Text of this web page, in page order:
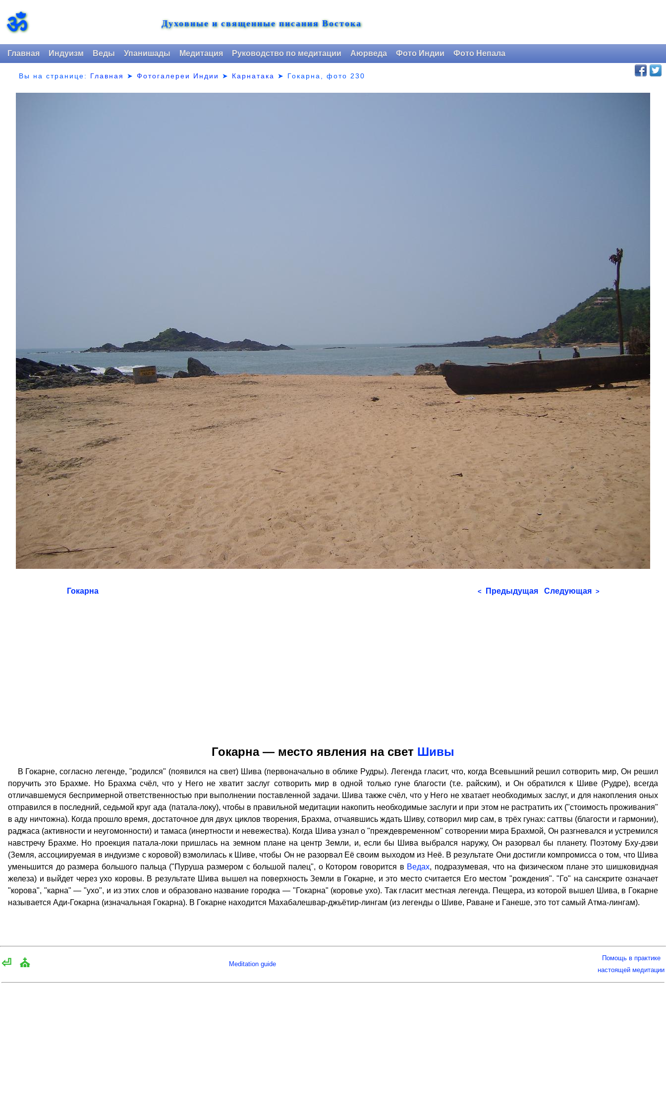
ॐ Духовные и священные писания Востока
Главная Индуизм Веды Упанишады Медитация Руководство по медитации Аюрведа Фото Индии Фото Непала
Вы на странице: Главная ➤Фотогалереи Индии ➤ Карнатака ➤ Гокарна, фото 230
Гокарна < Предыдущая Следующая >
Гокарна — место явления на свет Шивы
В Гокарне, согласно легенде, "родился" (появился на свет) Шива (первоначально в облике Рудры). Легенда гласит, что, когда Всевышний решил сотворить мир, Он решил
поручить это Брахме. Но Брахма счёл, что у Него не хватит заслуг сотворить мир в одной только гуне благости (т.е. райским), и Он обратился к Шиве (Рудре), всегда
отличавшемуся беспримерной ответственностью при выполнении поставленной задачи. Шива также счёл, что у Него не хватает необходимых заслуг, и для накопления оных
отправился в последний, седьмой круг ада (патала-локу), чтобы в правильной медитации накопить необходимые заслуги и при этом не растратить их ("стоимость проживания"
в аду ничтожна). Когда прошло время, достаточное для двух циклов творения, Брахма, отчаявшись ждать Шиву, сотворил мир сам, в трёх гунах: саттвы (благости и гармонии),
раджаса (активности и неугомонности) и тамаса (инертности и невежества). Когда Шива узнал о "преждевременном" сотворении мира Брахмой, Он разгневался и устремился
навстречу Брахме. Но проекция патала-локи пришлась на земном плане на центр Земли, и, если бы Шива выбрался наружу, Он разорвал бы планету. Поэтому Бху-дэви
(Земля, ассоциируемая в индуизме с коровой) взмолилась к Шиве, чтобы Он не разорвал Её своим выходом из Неё. В результате Они достигли компромисса о том, что Шива
уменьшится до размера большого пальца ("Пуруша размером с большой палец", о Котором говорится в Ведах, подразумевая, что на физическом плане это шишковидная
железа) и выйдет через ухо коровы. В результате Шива вышел на поверхность Земли в Гокарне, и это место считается Его местом "рождения". "Го" на санскрите означает
"корова", "карна" — "ухо", и из этих слов и образовано название городка — "Гокарна" (коровье ухо). Так гласит местная легенда. Пещера, из которой вышел Шива, в Гокарне
называется Ади-Гокарна (изначальная Гокарна). В Гокарне находится Махабалешвар-джьётир-лингам (из легенды о Шиве, Раване и Ганеше, это тот самый Атма-лингам).
⏎ ⛪ Meditation guide
Помощь в практике
настоящей медитации